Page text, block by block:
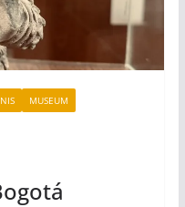
MUSEUM